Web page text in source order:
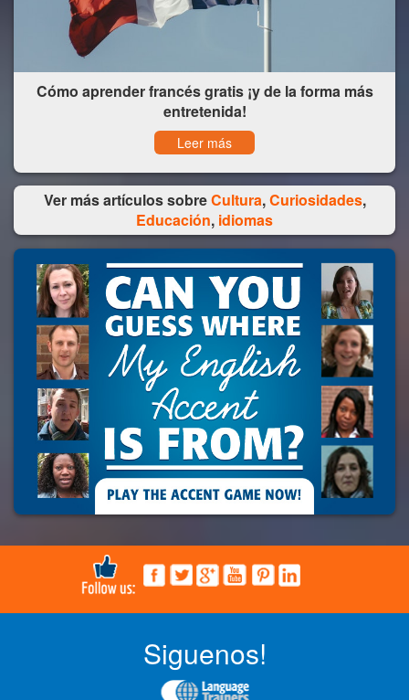
Cómo aprender francés gratis ¡y de la forma más
entretenida!
Leer más
Ver más artículos sobreCultura,Curiosidades,
Educación, idiomas
Siguenos!